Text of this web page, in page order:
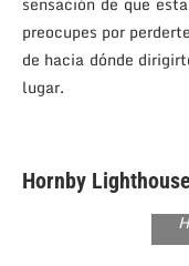
preocupes por
de hacia dónde
lugar.
Hornby Lighthouse